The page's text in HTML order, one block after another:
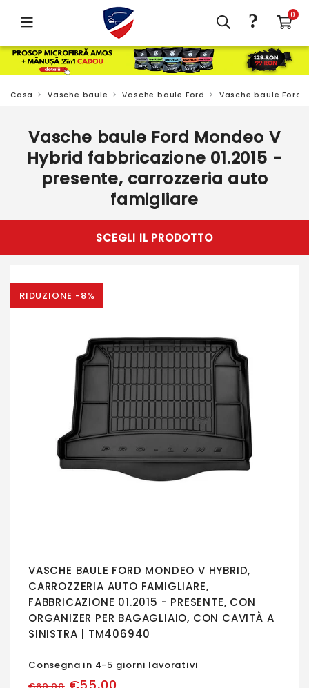
0
?
Casa Vasche baule Vasche baule Ford Vasche baule Ford
Vasche baule Ford Mondeo V
Hybrid fabbricazione 01.2015 -
presente, carrozzeria auto
famigliare
SCEGLI IL PRODOTTO
RIDUZIONE -8%
VASCHE BAULE FORD MONDEO V HYBRID,
CARROZZERIA AUTO FAMIGLIARE,
FABBRICAZIONE 01.2015 - PRESENTE, CON
ORGANIZER PER BAGAGLIAIO, CON CAVITÀ A
SINISTRA | TM406940
Consegna in 4-5 giorni lavorativi